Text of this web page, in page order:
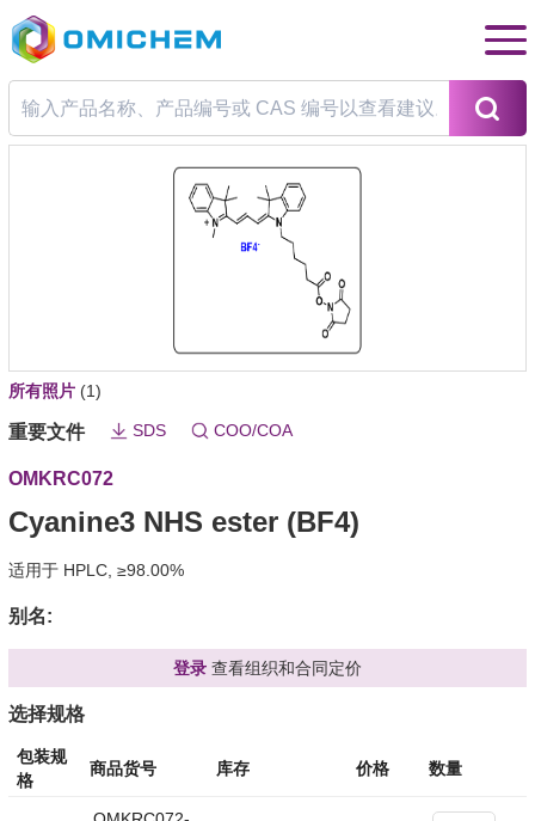
所有照片 (1)
重要文件 SDS COO/COA
OMKRC072
Cyanine3 NHS ester (BF4)
适用于 HPLC, ≥98.00%
别名:
登录 查看组织和合同定价
选择规格
包装规
格
商品货号 库存 价格 数量